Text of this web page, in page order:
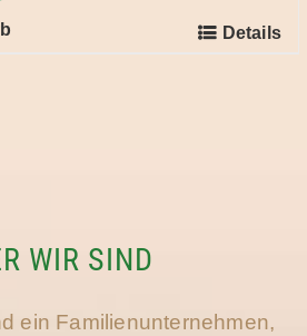
ist:
Details
WIR SIND
ein Familienunternehmen,